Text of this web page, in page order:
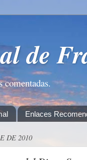
de
comentadas.
Enlaces
DE 2010